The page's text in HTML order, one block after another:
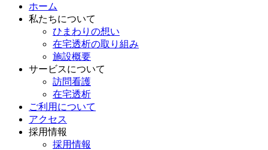
ホーム
私たちについて
ひまわりの想い
在宅透析の取り組み
施設概要
サービスについて
訪問看護
在宅透析
ご利用について
アクセス
採用情報
採用情報